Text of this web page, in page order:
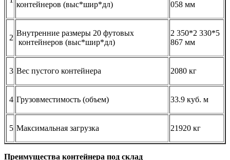
контейнеров (выс*шир*дл)
058 мм
2
Внутренние размеры 20 футовых
контейнеров (выс*шир*дл)
2 350*2 330*5
867 мм
3 Вес пустого контейнера 2080 кг
4 Грузовместимость (объем) 33.9 куб. м
5 Максимальная загрузка 21920 кг
Преимущества контейнера под склад